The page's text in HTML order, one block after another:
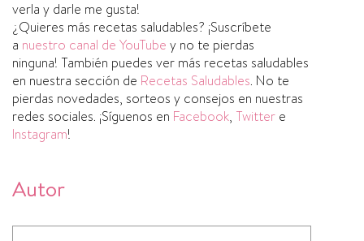
verla y darle me gusta!
¿Quieres más recetas saludables? ¡Suscrí­bete
a nuestro canal de YouTube y no te pierdas
ninguna! También puedes ver más recetas saludables
en nuestra sección de Recetas Saludables. No te
pierdas novedades, sorteos y consejos en nuestras
redes sociales. ¡Sí­guenos en Facebook, Twitter e
Instagram!
Autor